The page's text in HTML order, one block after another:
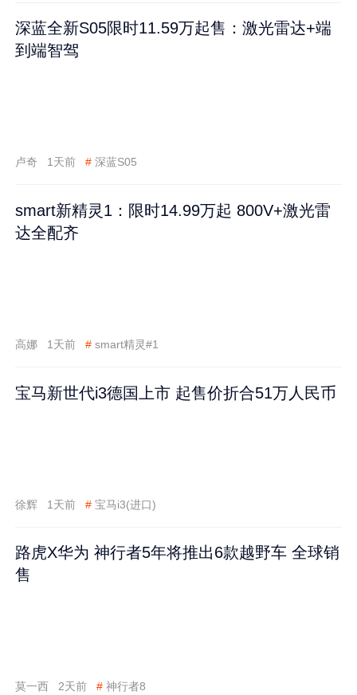
深蓝全新S05限时11.59万起售：激光雷达+端
到端智驾
卢奇 1天前 # 深蓝S05
smart新精灵1：限时14.99万起 800V+激光雷
达全配齐
高娜 1天前 # smart精灵#1
宝马新世代i3德国上市 起售价折合51万人民币
徐辉 1天前 # 宝马i3(进口)
路虎X华为 神行者5年将推出6款越野车 全球销
售
莫一西 2天前 # 神行者8